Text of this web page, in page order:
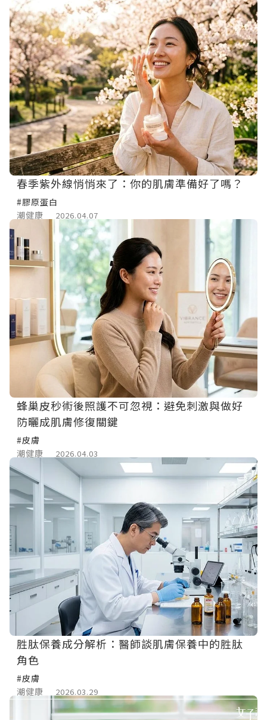
春季紫外線悄悄來了：你的肌膚準備好了嗎？
#膠原蛋白
潮健康
2026.04.07
蜂巢皮秒術後照護不可忽視：避免刺激與做好
防曬成肌膚修復關鍵
#皮膚
潮健康
2026.04.03
胜肽保養成分解析：醫師談肌膚保養中的胜肽
角色
#皮膚
潮健康
2026.03.29